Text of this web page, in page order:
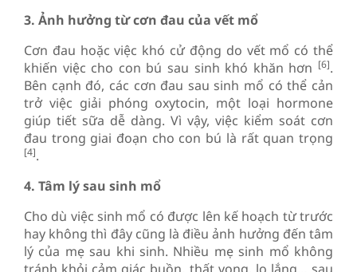
3. Ảnh hưởng từ cơn đau của vết mổ
Cơn đau hoặc việc khó cử động do vết mổ có thể
khiến việc cho con bú sau sinh khó khăn hơn [6].
Bên cạnh đó, các cơn đau sau sinh mổ có thể cản
trở việc giải phóng oxytocin, một loại hormone
giúp tiết sữa dễ dàng. Vì vậy, việc kiểm soát cơn
đau trong giai đoạn cho con bú là rất quan trọng
[4].
4. Tâm lý sau sinh mổ
Cho dù việc sinh mổ có được lên kế hoạch từ trước
hay không thì đây cũng là điều ảnh hưởng đến tâm
lý của mẹ sau khi sinh. Nhiều mẹ sinh mổ không